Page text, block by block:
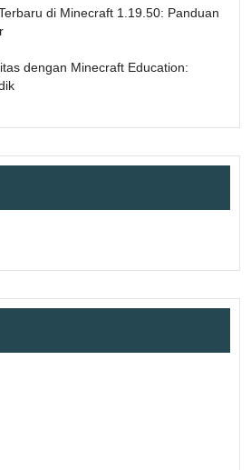
di Minecraft 1.19.50: Panduan
dengan Minecraft Education: